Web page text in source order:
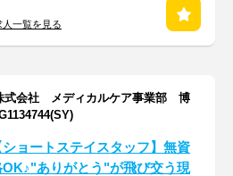
一覧を見る
式会社 メディカルケア事業部 博
ショートステイスタッフ】無資
OK♪"ありがとう"が飛び交う現